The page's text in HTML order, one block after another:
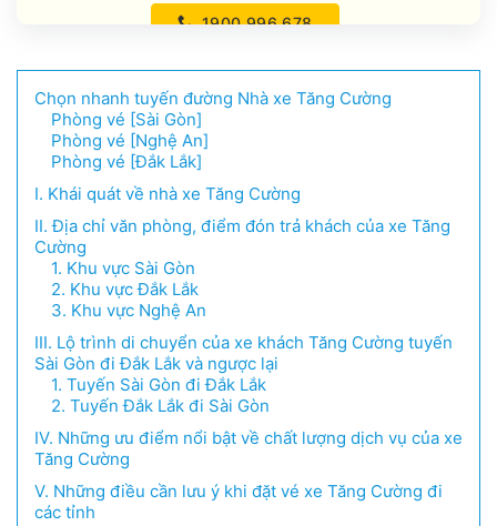
1900.996.678
0988.116.225
0976.471.632
Chọn nhanh tuyến đường Nhà xe Tăng Cường
Phòng vé [Sài Gòn]
Phòng vé [Nghệ An]
Phòng vé [Đắk Lắk]
I. Khái quát về nhà xe Tăng Cường
II. Địa chỉ văn phòng, điểm đón trả khách của xe Tăng
Cường
1. Khu vực Sài Gòn
2. Khu vực Đắk Lắk
3. Khu vực Nghệ An
III. Lộ trình di chuyển của xe khách Tăng Cường tuyến
Sài Gòn đi Đắk Lắk và ngược lại
1. Tuyến Sài Gòn đi Đắk Lắk
2. Tuyến Đắk Lắk đi Sài Gòn
IV. Những ưu điểm nổi bật về chất lượng dịch vụ của xe
Tăng Cường
V. Những điều cần lưu ý khi đặt vé xe Tăng Cường đi
các tỉnh